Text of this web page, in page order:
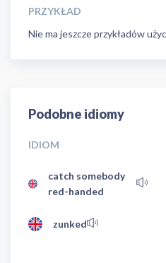
PRZYKŁAD
Nie ma jeszcze przykładów
Podobne idiomy
IDIOM
catch somebody
red-handed
zunked